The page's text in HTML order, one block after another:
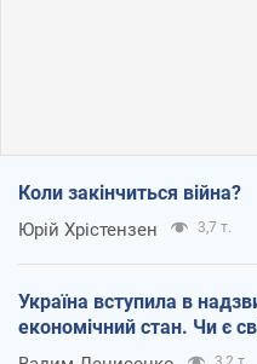
Коли закінчиться війна?
Юрій Хрістензен 3,7 т.
Україна вступила в
економічний стан. Чи є